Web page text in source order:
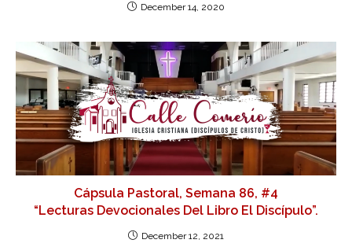
December 14, 2020
Cápsula Pastoral, Semana 86, #4
“Lecturas Devocionales Del Libro El Discípulo”.
December 12, 2021